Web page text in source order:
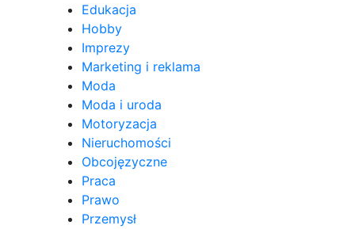
Edukacja
Hobby
Imprezy
Marketing i reklama
Moda
Moda i uroda
Motoryzacja
Nieruchomości
Obcojęzyczne
Praca
Prawo
Przemysł